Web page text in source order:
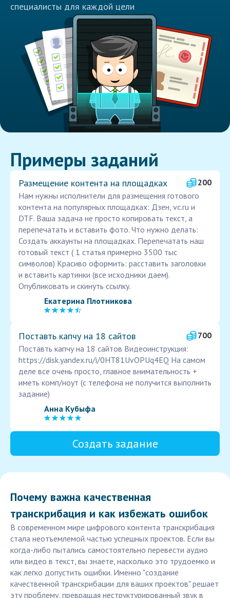
специалисты для каждой цели
Примеры заданий
Размещение контента на площадках
200
Нам нужны исполнители для размещения готового
контента на популярных площадках: Дзен, vc.ru и
DTF. Ваша задача не просто копировать текст, а
перепечатать и вставить фото. Что нужно делать:
Создать аккаунты на площадках. Перепечатать наш
готовый текст ( 1 статья примерно 3500 тыс
символов) Красиво оформить: расставить заголовки
и вставить картинки (все исходники даем).
Опубликовать и скинуть ссылку.
Екатерина Плотникова
Поставть капчу на 18 сайтов
700
Поставть капчу на 18 сайтов Видеоинструкция:
https://disk.yandex.ru/i/0HT81UvOPUq4EQ На самом
деле все очень просто, главное внимательность +
иметь комп/ноут (с телефона не получится выполнить
задание)
Анна Кубыфа
Создать задание
Почему важна качественная
транскрибация и как избежать ошибок
В современном мире цифрового контента транскрибация
стала неотъемлемой частью успешных проектов. Если вы
когда-либо пытались самостоятельно перевести аудио
или видео в текст, вы знаете, насколько это трудоемко и
как легко допустить ошибки. Именно "создание
качественной транскрибации для ваших проектов" решает
эту проблему, превращая неструктурированный звук в